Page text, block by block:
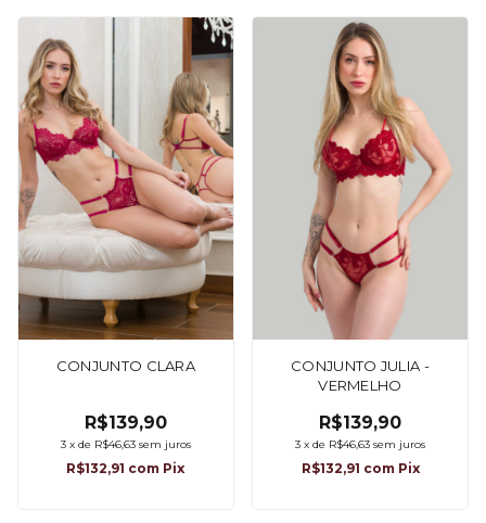
CONJUNTO CLARA
R$139,90
3 x de R$46,63 sem juros
R$132,91 com Pix
CONJUNTO JULIA -
VERMELHO
R$139,90
3 x de R$46,63 sem juros
R$132,91 com Pix